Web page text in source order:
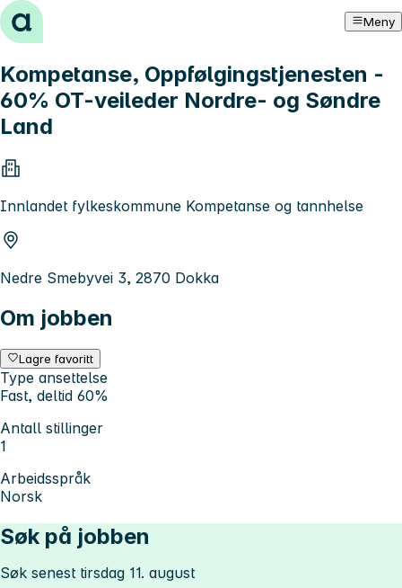
Hopp til innhold Meny
Kompetanse, Oppfølgingstjenesten -
60% OT-veileder Nordre- og Søndre
Land
Innlandet fylkeskommune Kompetanse og tannhelse
Nedre Smebyvei 3, 2870 Dokka
Om jobben
Lagre favoritt
Type ansettelse
Fast, deltid 60%
Antall stillinger
1
Arbeidsspråk
Norsk
Søk på jobben
Søk senest tirsdag 11. august